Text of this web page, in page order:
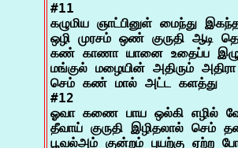
#11
கழுமிய ஞாட்பினுள் மைந்து
ஒழி முரசம் ஒண் குருதி ஆடி
கண் காணா யானை உதைப்ப
மங்குல் மழையின் அதிரும்
செம் கண் மால் அட்ட களத்து
#12
ஓவா கணை பாய ஒல்கி எழில்
தீவாய் குருதி இழிதலால் செம்
பூவல்அம் குன்றம் புயற்கு ஏற்ற